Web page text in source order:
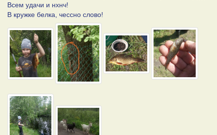
Всем удачи и нхнч!
В кружке белка, чессно слово!